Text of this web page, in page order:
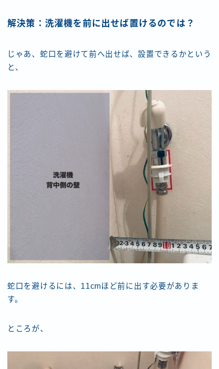
解決策：洗濯機を前に出せば置けるのでは？
じゃあ、蛇口を避けて前へ出せば、設置できるかという
と、
蛇口を避けるには、11cmほど前に出す必要がありま
す。
ところが、